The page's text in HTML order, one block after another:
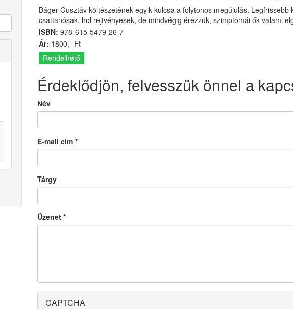
Báger Gusztáv költészetének egyik kulcsa a folytonos megújulás. Legfrissebb
csattanósak, hol rejtvényesek, de mindvégig érezzük, szimptómái ők valami
ISBN: 978-615-5479-26-7
Ár: 1800,- Ft
Rendelhető
Érdeklődjön, felvesszük önnel a
Név
E-mail cím *
Tárgy
Üzenet *
CAPTCHA